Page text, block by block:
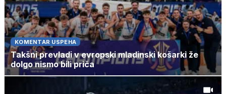
KOMENTAR USPEHA
Takšni prevladi v evropski mladinski košarki že
dolgo nismo bili priča